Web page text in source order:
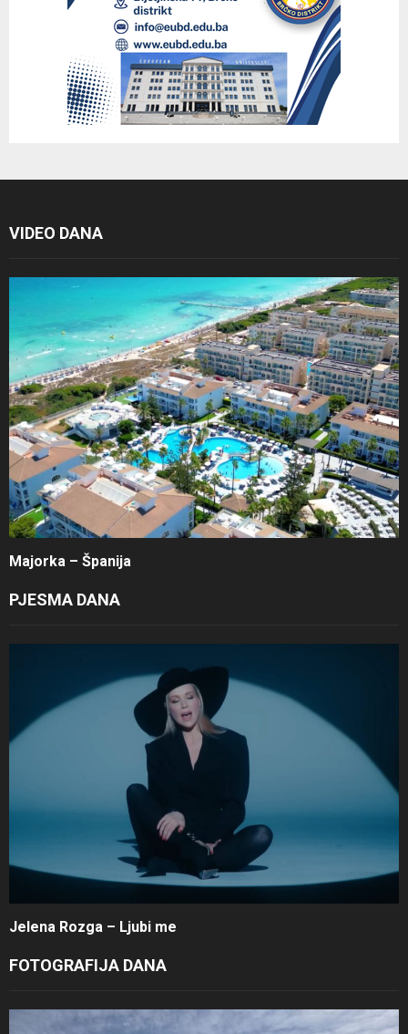
VIDEO DANA
Majorka – Španija
PJESMA DANA
Jelena Rozga – Ljubi me
FOTOGRAFIJA DANA